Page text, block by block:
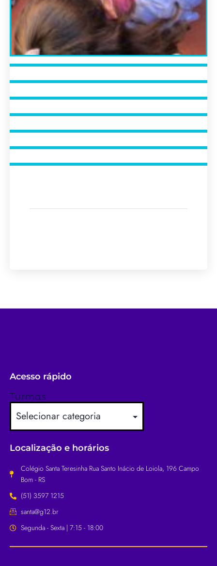
Acesso rápido
Turmas
Localização e horários
Colégio Santa Teresinha Rua Santo Inácio de Loiola, 196 Campo
Bom - RS
(51) 3597 1215
santa@g12.br
Segunda - Sexta | 7:15 - 18:00